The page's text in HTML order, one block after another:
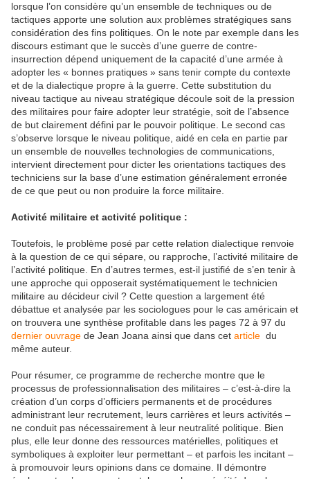
lorsque l’on considère qu’un ensemble de techniques ou de
tactiques apporte une solution aux problèmes stratégiques sans
considération des fins politiques. On le note par exemple dans les
discours estimant que le succès d’une guerre de contre-
insurrection dépend uniquement de la capacité d’une armée à
adopter les « bonnes pratiques » sans tenir compte du contexte
et de la dialectique propre à la guerre. Cette substitution du
niveau tactique au niveau stratégique découle soit de la pression
des militaires pour faire adopter leur stratégie, soit de l’absence
de but clairement défini par le pouvoir politique. Le second cas
s’observe lorsque le niveau politique, aidé en cela en partie par
un ensemble de nouvelles technologies de communications,
intervient directement pour dicter les orientations tactiques des
techniciens sur la base d’une estimation généralement erronée
de ce que peut ou non produire la force militaire.
Activité militaire et activité politique :
Toutefois, le problème posé par cette relation dialectique renvoie
à la question de ce qui sépare, ou rapproche, l’activité militaire de
l’activité politique. En d’autres termes, est-il justifié de s’en tenir à
une approche qui opposerait systématiquement le technicien
militaire au décideur civil ? Cette question a largement été
débattue et analysée par les sociologues pour le cas américain et
on trouvera une synthèse profitable dans les pages 72 à 97 du
dernier ouvrage de Jean Joana ainsi que dans cet article du
même auteur.
Pour résumer, ce programme de recherche montre que le
processus de professionnalisation des militaires – c’est-à-dire la
création d’un corps d’officiers permanents et de procédures
administrant leur recrutement, leurs carrières et leurs activités –
ne conduit pas nécessairement à leur neutralité politique. Bien
plus, elle leur donne des ressources matérielles, politiques et
symboliques à exploiter leur permettant – et parfois les incitant –
à promouvoir leurs opinions dans ce domaine. Il démontre